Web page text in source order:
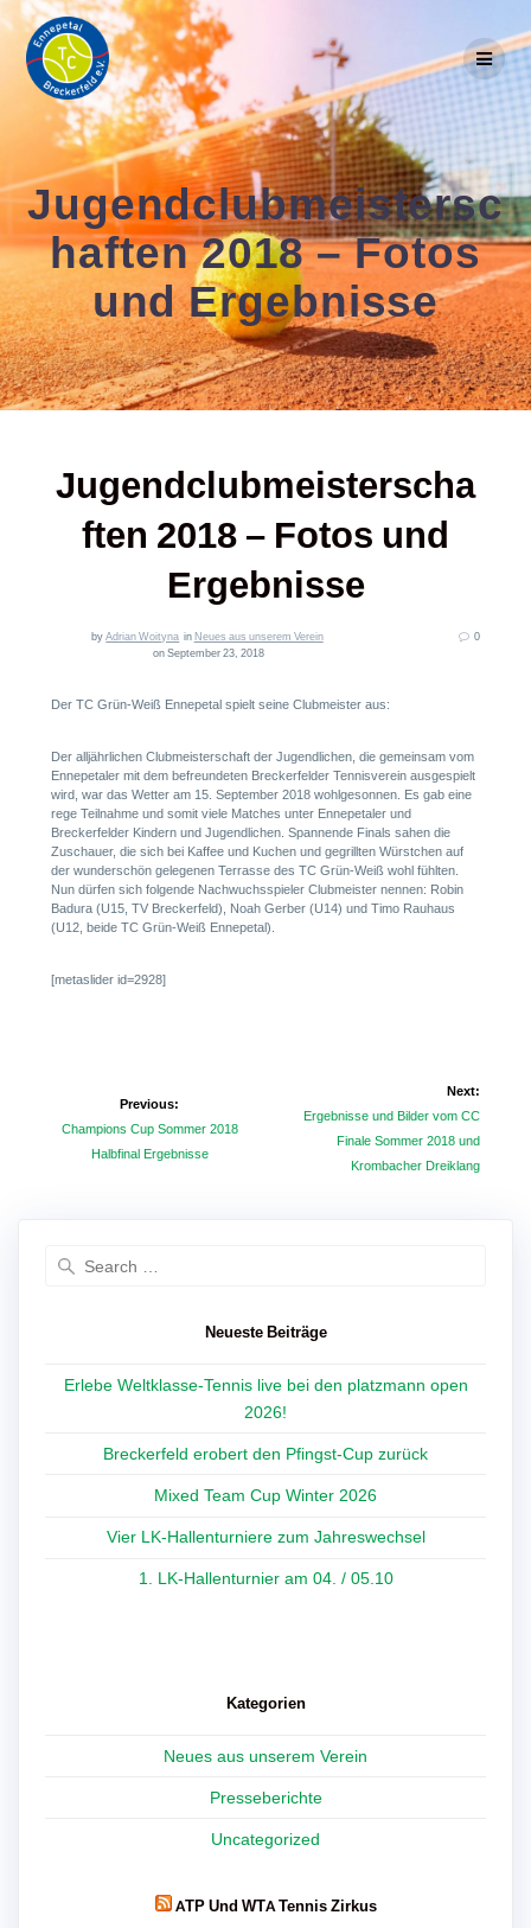
Jugendclubmeistersc
haften 2018 – Fotos
und Ergebnisse
Jugendclubmeisterscha
ften 2018 – Fotos und
Ergebnisse
byAdrian Woityna inNeues aus unserem Verein
on September 23, 2018
0
Der TC Grün-Weiß Ennepetal spielt seine Clubmeister aus:
Der alljährlichen Clubmeisterschaft der Jugendlichen, die gemeinsam vom
Ennepetaler mit dem befreundeten Breckerfelder Tennisverein ausgespielt
wird, war das Wetter am 15. September 2018 wohlgesonnen. Es gab eine
rege Teilnahme und somit viele Matches unter Ennepetaler und
Breckerfelder Kindern und Jugendlichen. Spannende Finals sahen die
Zuschauer, die sich bei Kaffee und Kuchen und gegrillten Würstchen auf
der wunderschön gelegenen Terrasse des TC Grün-Weiß wohl fühlten.
Nun dürfen sich folgende Nachwuchsspieler Clubmeister nennen: Robin
Badura (U15, TV Breckerfeld), Noah Gerber (U14) und Timo Rauhaus
(U12, beide TC Grün-Weiß Ennepetal).
[metaslider id=2928]
Previous:
Previous
Champions Cup Sommer 2018
Halbfinal Ergebnisse
Next:
Next
Ergebnisse und Bilder vom CC
Finale Sommer 2018 und
Krombacher Dreiklang
Neueste Beiträge
Erlebe Weltklasse-Tennis live bei den platzmann open
2026!
Breckerfeld erobert den Pfingst-Cup zurück
Mixed Team Cup Winter 2026
Vier LK-Hallenturniere zum Jahreswechsel
1. LK-Hallenturnier am 04. / 05.10
Kategorien
Neues aus unserem Verein
Presseberichte
Uncategorized
ATP Und WTA Tennis Zirkus